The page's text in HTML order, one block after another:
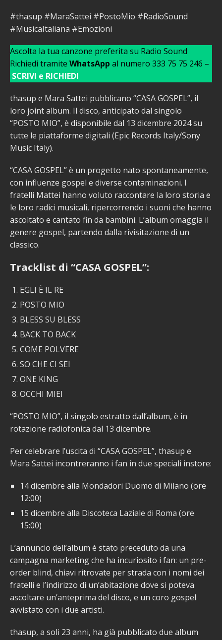
#thasup #MaraSattei #PostoMio #RadioSound
#MusicaItaliana #Emozioni
Ascolta la tua canzone preferita su Radio Sound
Richiedi tramite WhatsApp al numero 333 75 75 246 –
SCRIVI e RICHIEDI
thasup e Mara Sattei pubblicano “CASA GOSPEL”, il
loro joint album. Il disco, anticipato dal singolo
“POSTO MIO”, è disponibile dal 13 dicembre 2024 su
tutte le piattaforme digitali (Epic Records Italy/Sony
Music Italy).
“CASA GOSPEL” è un progetto nato spontaneamente,
con influenze gospel e diverse contaminazioni. I
fratelli Mattei hanno voluto raccontare la loro storia e
le loro radici musicali, ripercorrendo i suoni che hanno
ascoltato e cantato fin da bambini. L’album omaggia il
genere gospel, partendo dalla rivisitazione di un
classico.
Tracklist di “CASA GOSPEL”:
EGLI È IL RE
POSTO MIO
BLESS SU BLESS
BACK TO BACK
COME POLVERE
SO CHE CI SEI
ONE KING
OCCHI MIEI
“POSTO MIO”, il singolo estratto dall’album, è in
rotazione radiofonica dal 13 dicembre.
Per celebrare l’uscita di “CASA GOSPEL”, thasup e
Mara Sattei incontreranno i fan in due speciali instore:
14 dicembre alla Mondadori Duomo di Milano (ore
12:00)
15 dicembre alla Discoteca Laziale di Roma (ore
15:00)
L’annuncio dell’album è stato preceduto da una
campagna marketing che ha incuriosito i fan: un pre-
order blind, chiavi ritrovate per strada con i nomi dei
fratelli e l’indirizzo di un’abitazione dove si poteva
ascoltare un’anteprima del disco, e un coro gospel
avvistato con i due artisti.
thasup, a soli 23 anni, ha già pubblicato due album